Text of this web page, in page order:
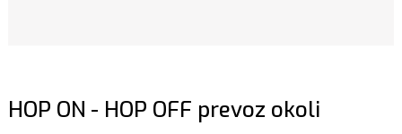
HOP ON - HOP OFF prevoz okoli